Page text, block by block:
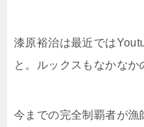
漆原裕治は最近では
と。ルックスもなかなか
今までの完全制覇者が漁